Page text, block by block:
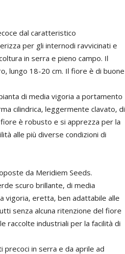
dal caratteristico
per gli internodi ravvicinati e
in serra e pieno campo. Il
lungo 18-20 cm. Il fiore è di buone
di media vigoria a portamento
cilindrica, leggermente clavato, di
è robusto e si apprezza per la
alle più diverse condizioni di
da Meridiem Seeds.
scuro brillante, di media
vigoria, eretta, ben adattabile alle
senza alcuna ritenzione del fiore
raccolte industriali per la facilità di
precoci in serra e da aprile ad